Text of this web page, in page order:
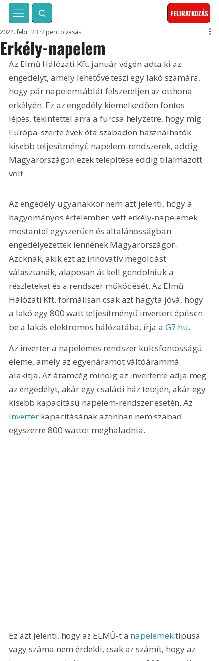
FELIRATKOZÁS
Erkély-napelem
2024. febr. 23. 2 perc olvasás
Az Elmű Hálózati Kft. január végén adta ki az
engedélyt, amely lehetővé teszi egy lakó számára,
hogy pár napelemtáblát felszereljen az otthona
erkélyén. Ez az engedély kiemelkedően fontos
lépés, tekintettel arra a furcsa helyzetre, hogy míg
Európa-szerte évek óta szabadon használhatók
kisebb teljesítményű napelem-rendszerek, addig
Magyarországon ezek telepítése eddig tilalmazott
volt.
Az engedély ugyanakkor nem azt jelenti, hogy a
hagyományos értelemben vett erkély-napelemek
mostantól egyszerűen és általánosságban
engedélyezettek lennének Magyarországon.
Azoknak, akik ezt az innovatív megoldást
választanák, alaposan át kell gondolniuk a
részleteket és a rendszer működését. Az Elmű
Hálózati Kft. formálisan csak azt hagyta jóvá, hogy
a lakó egy 800 watt teljesítményű invertert építsen
be a lakás elektromos hálózatába, írja a G7.hu.
Az inverter a napelemes rendszer kulcsfontosságú
eleme, amely az egyenáramot váltóárammá
alakítja. Az áramcég mindig az inverterre adja meg
az engedélyt, akár egy családi ház tetején, akár egy
kisebb kapacitású napelem-rendszer esetén. Az
inverter kapacitásának azonban nem szabad
egyszerre 800 wattot meghaladnia.
Ez azt jelenti, hogy az ELMŰ-t a napelemek típusa
vagy száma nem érdekli, csak az számít, hogy az